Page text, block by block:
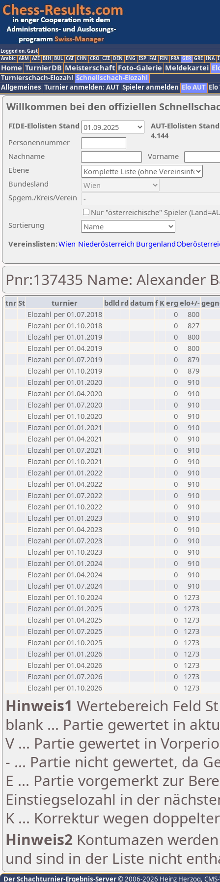
Logged on: Gast
Arabic ARM AZE BIH BUL CAT CHN CRO CZE DEN ENG ESP FAI FIN FRA GER GRE INA
Home TurnierDB Meisterschaft Foto-Galerie Meldekartei
Turnierschach-Elozahl Schnellschach-Elozahl
Allgemeines Turnier anmelden: AUT Spieler anmelden Elo AUT
Willkommen bei den offiziellen
Nachname
Vorname
Ebene
Sortierung
Personennummer
Bundesland
Spgem./Kreis/Verein
Nur "österreichische" Spieler
Vereinslisten:Wien Niederösterreich Burgenland
AUT-Elolisten
4.144
FIDE-Elolisten Stand
Pnr:137435 Name: Alexander
tnrSt turnier bdld rd datumf Kerg elo+/-
Elozahl per 01.07.2018
0
800
Elozahl per 01.10.2018
0
827
Elozahl per 01.01.2019
0
800
Elozahl per 01.04.2019
0
800
Elozahl per 01.07.2019
0
879
Elozahl per 01.10.2019
0
879
Elozahl per 01.01.2020
0
910
Elozahl per 01.04.2020
0
910
Elozahl per 01.07.2020
0
910
Elozahl per 01.10.2020
0
910
Elozahl per 01.01.2021
0
910
Elozahl per 01.04.2021
0
910
Elozahl per 01.07.2021
0
910
Elozahl per 01.10.2021
0
910
Elozahl per 01.01.2022
0
910
Elozahl per 01.04.2022
0
910
Elozahl per 01.07.2022
0
910
Elozahl per 01.10.2022
0
910
Elozahl per 01.01.2023
0
910
Elozahl per 01.04.2023
0
910
Elozahl per 01.07.2023
0
910
Elozahl per 01.10.2023
0
910
Elozahl per 01.01.2024
0
910
Elozahl per 01.04.2024
0
910
Elozahl per 01.07.2024
0
910
Elozahl per 01.10.2024
0
1273
Elozahl per 01.01.2025
0
1273
Elozahl per 01.04.2025
0
1273
Elozahl per 01.07.2025
0
1273
Elozahl per 01.10.2025
0
1273
Elozahl per 01.01.2026
0
1273
Elozahl per 01.04.2026
0
1273
Elozahl per 01.07.2026
0
1273
Elozahl per 01.10.2026
0 1273
Hinweis1 Wertebereich Feld
blank ... Partie gewertet in
V ... Partie gewertet in
- ... Partie nicht gewertet, da
E ... Partie vorgemerkt zur
Einstiegselozahl in der
K ... Korrektur wegen
Hinweis2 Kontumazen
und sind in der Liste nicht
Der Schachturnier-Ergebnis-Server© 2006-2026 Heinz Herzog,